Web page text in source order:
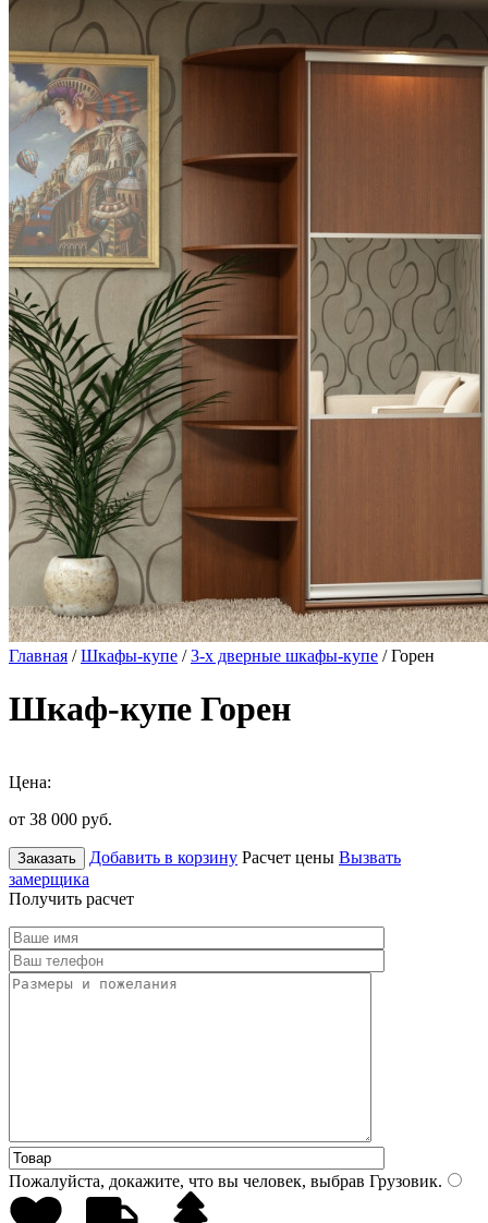
Главная /Шкафы-купе /3-х дверные шкафы-купе / Горен
Шкаф-купе Горен
Цена:
от 38 000 руб.
Заказать Добавить в корзину Расчет цены Вызвать
замерщика
Получить расчет
Пожалуйста, докажите, что вы человек, выбрав Грузовик.